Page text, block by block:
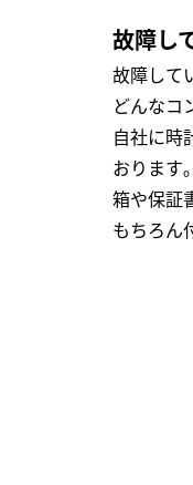
故障し
故障して
どんなコ
自社に時
おります｡
箱や保証
もちろん